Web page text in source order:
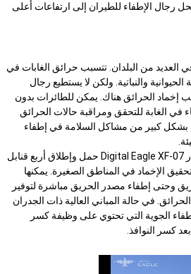
رجال الإطفاء للطيران إلى ارتفاعات أعلى
العديد من البلدان. تتسبب حرائق الغابات في
والنباتية. ولكن لا يستطيع رجال
إخماد الحرائق هناك. يمكن للطائرات بدون
الغابة للتحقق ومراقبة حالات الحرائق
بشكل كبير من مشاكل السلامة في إطفاء
يمكن لطائرة الإطفاء بدون طيار Digital Eagle XF-07 حمل وإطلاق أربع قنابل
الإخماد في المناطق الصغيرة. يمكنها
وحتى إطفاء مصدر الحريق مباشرة لتوفير
في حالة المباني العالية ذات الجدران
الجوية التي تحتوي على وظيفة كسر
كسر النوافذ.